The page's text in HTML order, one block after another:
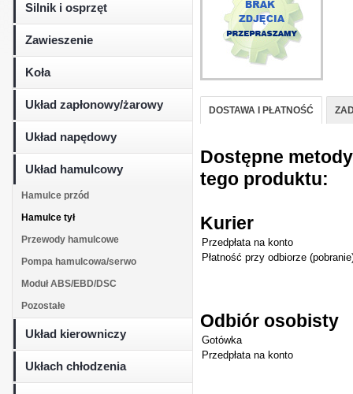
Silnik i osprzęt
Zawieszenie
Koła
Układ zapłonowy/żarowy
Układ napędowy
Układ hamulcowy
Hamulce przód
Hamulce tył
Przewody hamulcowe
Pompa hamulcowa/serwo
Moduł ABS/EBD/DSC
Pozostałe
Układ kierowniczy
Ukłach chłodzenia
DOSTAWA I PŁATNOŚĆ
Dostępne
tego produktu:
Kurier
Przedpłata na konto
Płatność przy odbiorze
Odbiór osobisty
Gotówka
Przedpłata na konto